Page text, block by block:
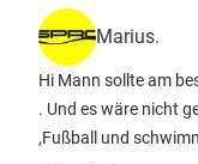
Marius.
Hi Mann sollte am
. Und es wäre nicht
,Fußball und